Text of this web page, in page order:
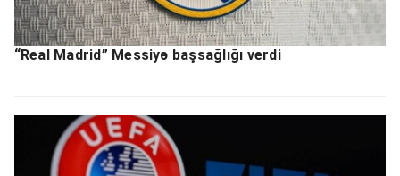
“Real Madrid” Messiyə başsağlığı verdi